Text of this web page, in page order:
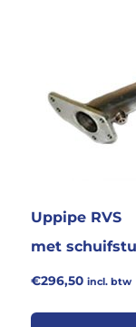
Uppipe RVS
met
€296,50 incl. btw